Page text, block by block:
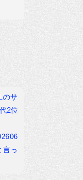
のサ
2位
言っ